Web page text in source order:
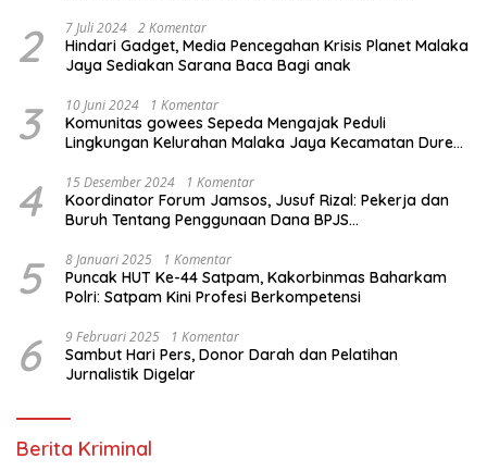
2 7 Juli 2024 2 Komentar
Hindari Gadget, Media Pencegahan Krisis Planet Malaka
Jaya Sediakan Sarana Baca Bagi anak
3 10 Juni 2024 1 Komentar
Komunitas gowees Sepeda Mengajak Peduli
Lingkungan Kelurahan Malaka Jaya Kecamatan Duren
4 15 Desember 2024 1 Komentar
Koordinator Forum Jamsos, Jusuf Rizal: Pekerja dan
Buruh Tentang Penggunaan Dana BPJS
5 8 Januari 2025 1 Komentar
Puncak HUT Ke-44 Satpam, Kakorbinmas Baharkam
Polri: Satpam Kini Profesi Berkompetensi
6 9 Februari 2025 1 Komentar
Sambut Hari Pers, Donor Darah dan Pelatihan
Jurnalistik Digelar
Berita Kriminal